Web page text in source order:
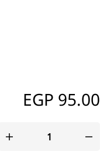
EGP 95.00